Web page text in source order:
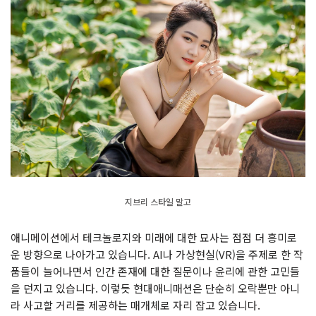
지브리 스타일 말고
애니메이션에서 테크놀로지와 미래에 대한 묘사는 점점 더 흥미로
운 방향으로 나아가고 있습니다. AI나 가상현실(VR)을 주제로 한 작
품들이 늘어나면서 인간 존재에 대한 질문이나 윤리에 관한 고민들
을 던지고 있습니다. 이렇듯 현대애니매션은 단순히 오락뿐만 아니
라 사고할 거리를 제공하는 매개체로 자리 잡고 있습니다.